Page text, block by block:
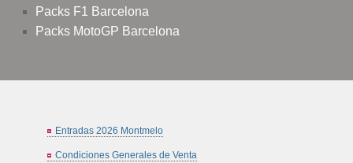
Packs F1 Barcelona
Packs MotoGP Barcelona
Entradas 2026 Montmelo
Condiciones Generales de Venta